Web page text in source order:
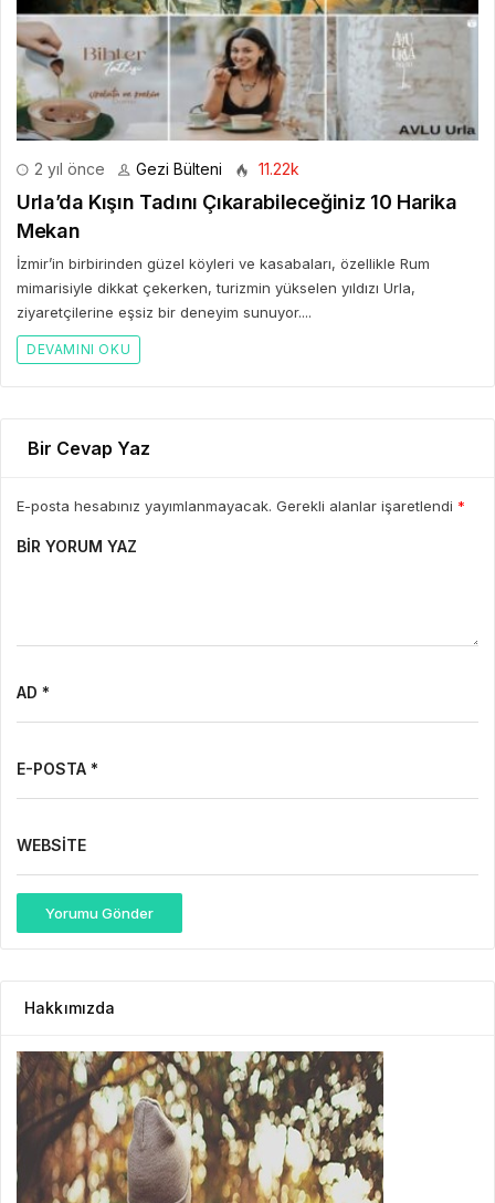
2 yıl önce Gezi Bülteni 11.22k
Urla’da Kışın Tadını Çıkarabileceğiniz 10 Harika
Mekan
İzmir’in birbirinden güzel köyleri ve kasabaları, özellikle Rum
mimarisiyle dikkat çekerken, turizmin yükselen yıldızı Urla,
ziyaretçilerine eşsiz bir deneyim sunuyor....
DEVAMINI OKU
Bir Cevap Yaz
E-posta hesabınız yayımlanmayacak. Gerekli alanlar işaretlendi *
BIR YORUM YAZ
AD *
E-POSTA *
WEBSITE
Yorumu Gönder
Hakkımızda